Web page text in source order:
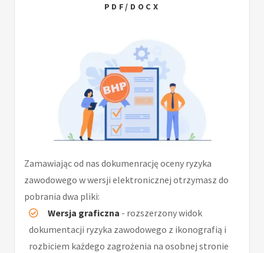
PDF/DOCX
Zamawiając od nas dokumenrację oceny ryzyka
zawodowego w wersji elektronicznej otrzymasz do
pobrania dwa pliki:
Wersja graficzna - rozszerzony widok
dokumentacji ryzyka zawodowego z ikonografią i
rozbiciem każdego zagrożenia na osobnej stronie